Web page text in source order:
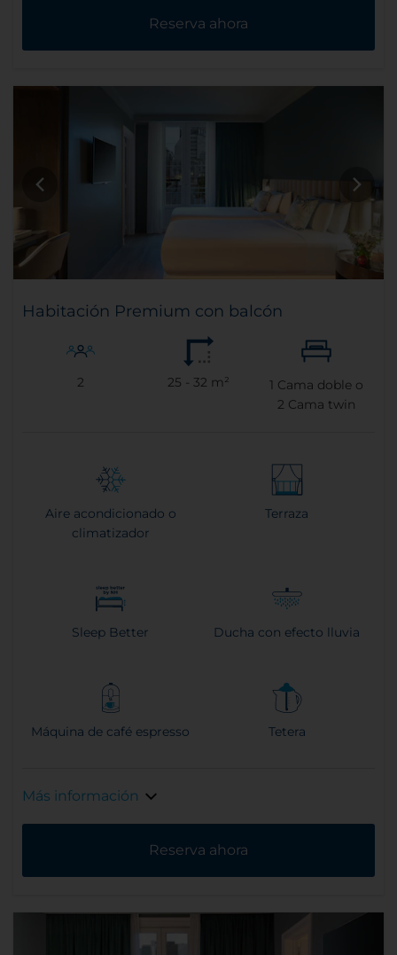
Reserva ahora
Habitación Premium con balcón
2 25 - 32 m² 1 Cama doble o
2 Cama twin
Aire acondicionado o
climatizador
Terraza
Sleep Better Ducha con efecto lluvia
Máquina de café espresso Tetera
Más información
Reserva ahora
Código promocional